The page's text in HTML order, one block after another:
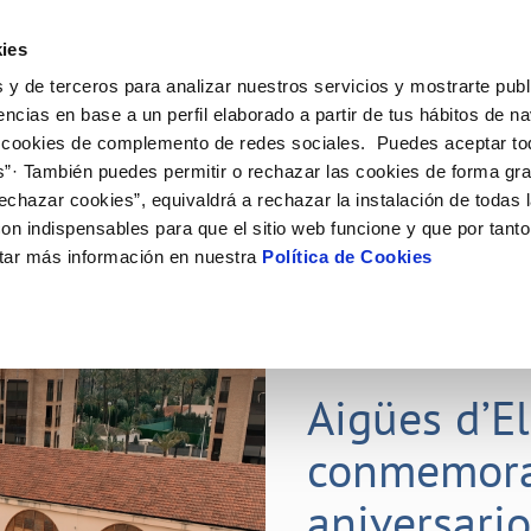
y de terceros para analizar nuestros servicios y mostrarte
en base a un perfil elaborado a partir de tus hábitos de
de complemento de redes sociales. Puedes aceptar
También puedes permitir o rechazar las cookies de forma
cookies”, equivaldrá a rechazar la instalación de todas
indispensables para que el sitio web funcione y que por
más información en nuestra Política de Cookies
de titular
de suministro
MODIFICACIÓN DE DATOS
Actualizar datos bancarios
Actualizar datos de
VER TODAS LAS GESTIONES
Tu Servicio
AL CLIENTE
contacto
y afectaciones
e impresos
COMPROMISO DE SERVICIO
Carta de compromisos
Customer Counsel (Defensa del
Tu Agua
del agua
consumidor
CUIDADOS DEL AGUA
Consejos de ahorro
Depósitos comunitarios
Conócenos
DE GESTIÓN Y CERTIFICADOS
MEDIDAS ANTIFRAUDE
PERFIL DEL CONTRATANTE
Plataforma de contratación del
público
Portal del proveedor
Aigües